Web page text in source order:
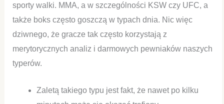
sporty walki. MMA, a w szczególności KSW czy UFC, a
także boks często goszczą w typach dnia. Nic więc
dziwnego, że gracze tak często korzystają z
merytorycznych analiz i darmowych pewniaków naszych
typerów.
Zaletą takiego typu jest fakt, że nawet po kilku